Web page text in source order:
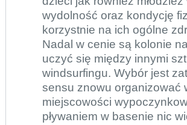
wydolność oraz kondycję
korzystnie na ich ogólne
Nadal w cenie są kolonie
uczyć się między innymi
windsurfingu. Wybór jest
sensu znowu organizować
miejscowości
pływaniem w basenie nic